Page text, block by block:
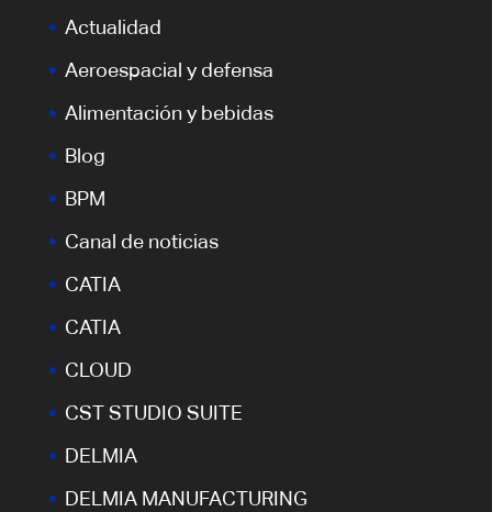
Actualidad
Aeroespacial y defensa
Alimentación y bebidas
Blog
BPM
Canal de noticias
CATIA
CATIA
CLOUD
CST STUDIO SUITE
DELMIA
DELMIA MANUFACTURING